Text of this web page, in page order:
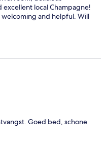
local Champagne!
and helpful. Will
Goed bed, schone